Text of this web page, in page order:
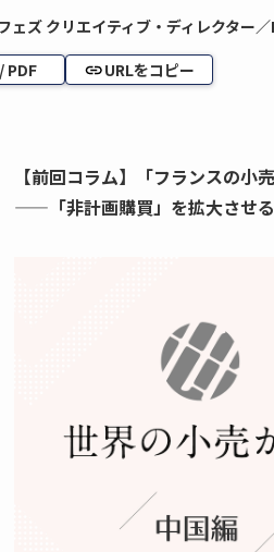
ェズ クリエイティブ・ディレクター／
PDF URLをコピー
【前回コラム】「フランスの小
——「非計画購買」を拡大させ